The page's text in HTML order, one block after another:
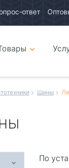
ответ
Шины
По